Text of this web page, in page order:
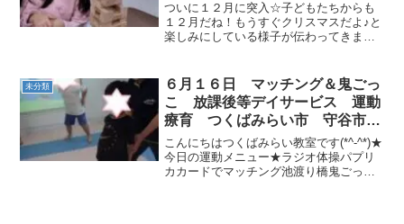
団遊び
ついに１２月に突入☆子どもたちからも
１２月だね！もうすぐクリスマスだよ♪と
楽しみにしている様子が伝わってきまし
容は、バナナ君体操・だるまさんが転ん
だ～宝集め～・クリス...
未分類
６月１６日 マッチング＆鬼ごっ
こ 放課後等デイサービス 運動
療育 つくばみらい市 守谷市
発達障がい
こんにちはつくばみらい教室です(*^-^*)★
今日の運動メニュー★ラジオ体操パプリ
カカードでマッチング池渡り橋鬼ごっこ